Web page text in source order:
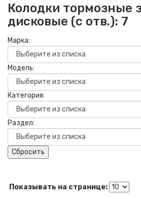
Колодки тормозные
дисковые (с отв.): 7
Марка:
Модель:
Категория:
Раздел:
Сбросить
Показывать на странице: